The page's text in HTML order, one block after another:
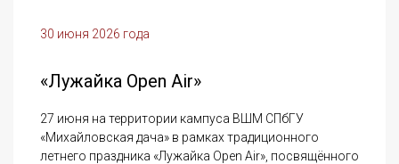
30 июня 2026 года
«Лужайка Open Air»
27 июня на территории кампуса ВШМ СПбГУ
«Михайловская дача» в рамках традиционного
летнего праздника «Лужайка Open Air», посвящённого